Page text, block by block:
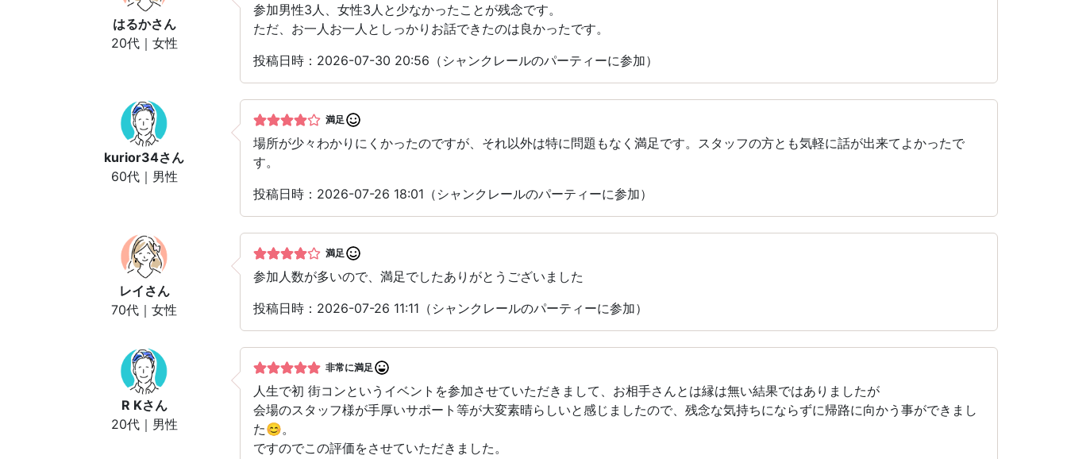
はるかさん
20代｜女性
参加男性3人、女性3人と少なかったことが残念です。
ただ、お一人お一人としっかりお話できたのは良かったです。
投稿日時：2026-07-30 20:56（シャンクレールのパーティーに参加）
kurior34さん
60代｜男性
満足
場所が少々わかりにくかったのですが、それ以外は特に問題もなく満足です。スタッフの方とも気軽に話が出来てよかったで
す。
投稿日時：2026-07-26 18:01（シャンクレールのパーティーに参加）
レイ さん
70代｜女性
満足
参加人数が多いので、満足でしたありがとうございました
投稿日時：2026-07-26 11:11（シャンクレールのパーティーに参加）
R Kさん
20代｜男性
非常に満足
人生で初 街コンというイベントを参加させていただきまして、お相手さんとは縁は無い結果ではありましたが
会場のスタッフ様が手厚いサポート等が大変素晴らしいと感じましたので、残念な気持ちにならずに帰路に向かう事ができまし
た😊。
ですのでこの評価をさせていただきました。